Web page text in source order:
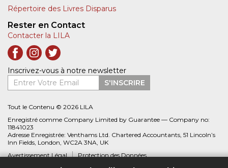
Répertoire des Livres Disparus
Rester en Contact
Contacter la LILA
Inscrivez-vous à notre newsletter
Entrer Votre Email
S'INSCRIRE
Tout le Contenu © 2026 LILA
Enregistré comme Company Limited by Guarantee — Company no:
11841023
Adresse Enregistrée: Venthams Ltd. Chartered Accountants, 51 Lincoln’s
Inn Fields, London, WC2A 3NA, UK
Avertissement Légal
Protection des Données